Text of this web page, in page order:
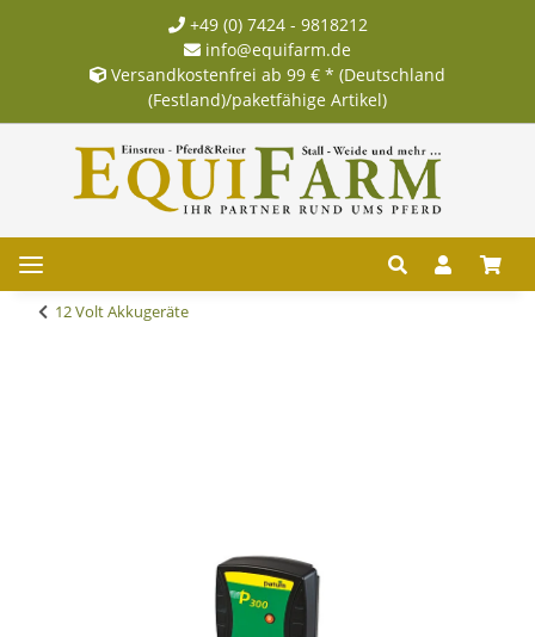
+49 (0) 7424 - 9818212
info@equifarm.de
Versandkostenfrei ab 99 € * (Deutschland
(Festland)/paketfähige Artikel)
12 Volt Akkugeräte